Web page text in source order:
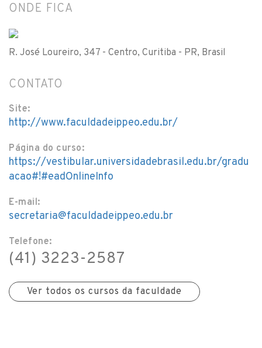
ONDE FICA
R. José Loureiro, 347 - Centro, Curitiba - PR, Brasil
CONTATO
Site:
http://www.faculdadeippeo.edu.br/
Página do curso:
https://vestibular.universidadebrasil.edu.br/gradu
acao#!#eadOnlineInfo
E-mail:
secretaria@faculdadeippeo.edu.br
Telefone:
(41) 3223-2587
Ver todos os cursos da faculdade